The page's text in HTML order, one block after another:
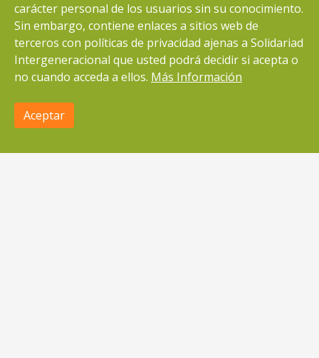
CONTACTO
ONG con Implantación Estatal
Sede social
C/ Guerrero Julián Sánchez, 1
49017 Zamora
Contacte con nosotros a través del siguiente
carácter personal de los usuarios sin su conocimiento.
Sin embargo, contiene enlaces a sitios web de
terceros con políticas de privacidad ajenas a Solidariad
Intergeneracional que usted podrá decidir si acepta o
no cuando acceda a ellos. Más Información
Aceptar
×